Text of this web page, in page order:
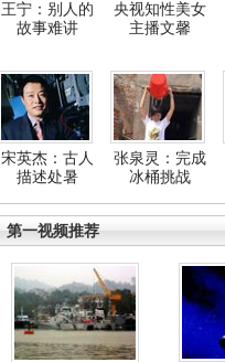
王宁：别人的
故事难讲
央视知性美女
主播文馨
宋英杰：古人
描述处暑
张泉灵：完成
冰桶挑战
第一视频推荐